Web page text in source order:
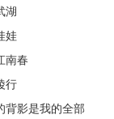
湖
娃
南春
行
背影是我的全部